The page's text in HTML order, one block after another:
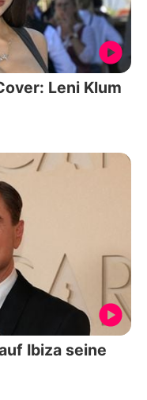
Leni Klum
Ibiza seine